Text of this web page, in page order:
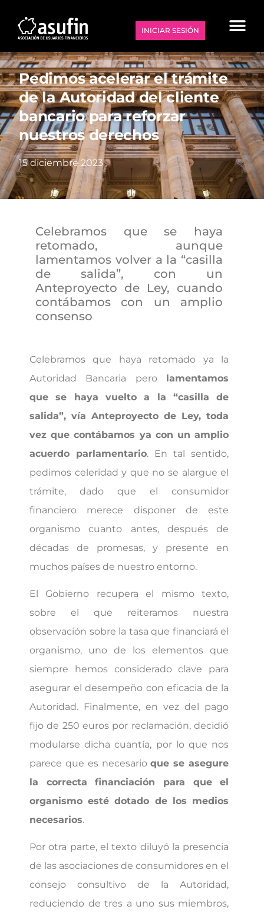
INICIAR SESIÓN
Pedimos acelerar el trámite
de la Autoridad del cliente
bancario para reforzar
nuestros derechos
15 diciembre 2023
Celebramos que se haya
retomado, aunque
lamentamos volver a la “casilla
de salida”, con un
Anteproyecto de Ley, cuando
contábamos con un amplio
consenso
Celebramos que haya retomado ya la
Autoridad Bancaria pero lamentamos
que se haya vuelto a la “casilla de
salida”, vía Anteproyecto de Ley, toda
vez que contábamos ya con un amplio
acuerdo parlamentario. En tal sentido,
pedimos celeridad y que no se alargue el
trámite, dado que el consumidor
financiero merece disponer de este
organismo cuanto antes, después de
décadas de promesas, y presente en
muchos países de nuestro entorno.
El Gobierno recupera el mismo texto,
sobre el que reiteramos nuestra
observación sobre la tasa que financiará el
organismo, uno de los elementos que
siempre hemos considerado clave para
asegurar el desempeño con eficacia de la
Autoridad. Finalmente, en vez del pago
fijo de 250 euros por reclamación, decidió
modularse dicha cuantía, por lo que nos
parece que es necesarioque se asegure
la correcta financiación para que el
organismo esté dotado de los medios
necesarios.
Por otra parte, el texto diluyó la presencia
de las asociaciones de consumidores en el
consejo consultivo de la Autoridad,
reduciendo de tres a uno sus miembros,